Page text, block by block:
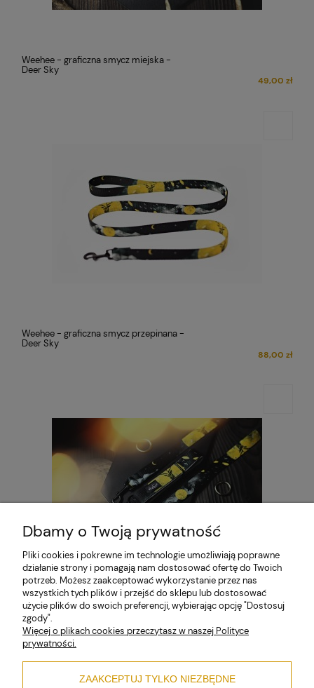
Weehee - graficzna smycz miejska -
Deer Sky
49,00 zł
Weehee - graficzna smycz przepinana -
Deer Sky
88,00 zł
Weehee - szelki dla średnich psów -
Deer Sky
Zanim kupisz
Dbamy o Twoją prywatność
Pliki cookies i pokrewne im technologie umożliwiają poprawne
działanie strony i pomagają nam dostosować ofertę do Twoich
potrzeb. Możesz zaakceptować wykorzystanie przez nas
wszystkich tych plików i przejść do sklepu lub dostosować
użycie plików do swoich preferencji, wybierając opcję "Dostosuj
zgody".
Więcej o plikach cookies przeczytasz w naszej Polityce
prywatności.
ZAAKCEPTUJ TYLKO NIEZBĘDNE